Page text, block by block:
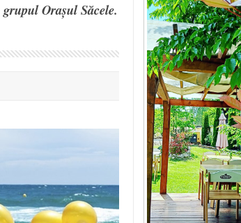
grupul Orașul Săcele.